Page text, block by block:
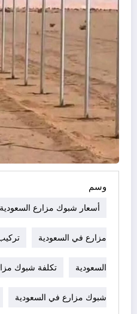
وسم
أسعار شبوك مزارع السعودية
مزارع في السعودية
السعودية تكلفة شبوك
شبوك مزارع في السعودية